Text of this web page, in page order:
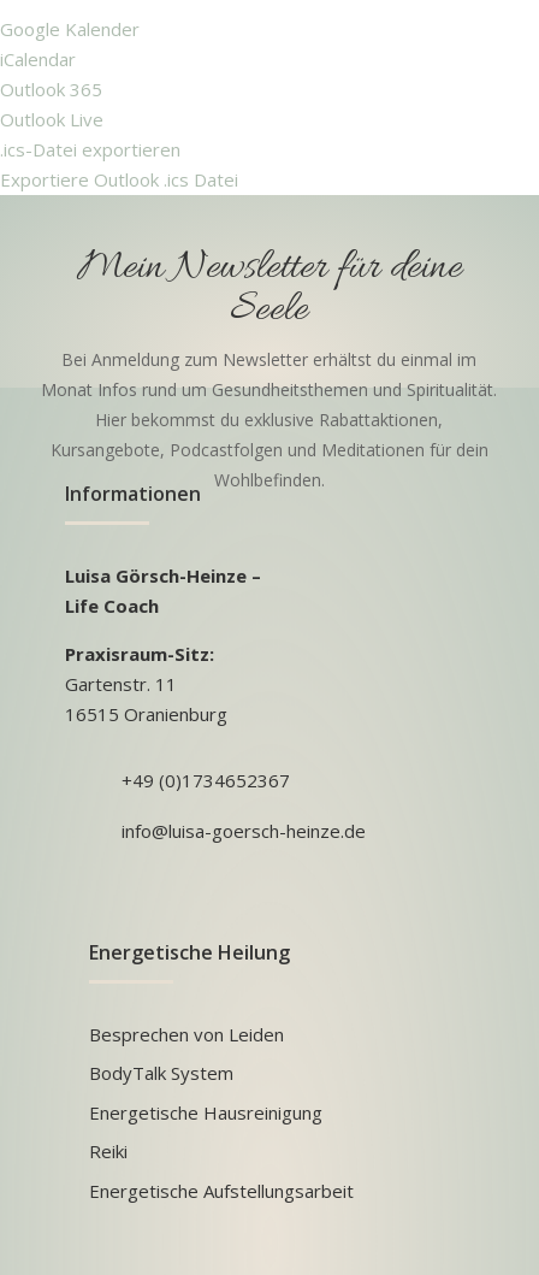
Google Kalender
iCalendar
Outlook 365
Outlook Live
.ics-Datei exportieren
Exportiere Outlook .ics Datei
Mein Newsletter für deine
Seele
Bei Anmeldung zum Newsletter erhältst du einmal im
Monat Infos rund um Gesundheitsthemen und Spiritualität.
Hier bekommst du exklusive Rabattaktionen,
Kursangebote, Podcastfolgen und Meditationen für dein
Wohlbefinden.
Informationen
Luisa Görsch-Heinze –
Life Coach
Praxisraum-Sitz:
Gartenstr. 11
16515 Oranienburg
+49 (0)1734652367
info@luisa-goersch-heinze.de
Energetische Heilung
Besprechen von Leiden
BodyTalk System
Energetische Hausreinigung
Reiki
Energetische Aufstellungsarbeit